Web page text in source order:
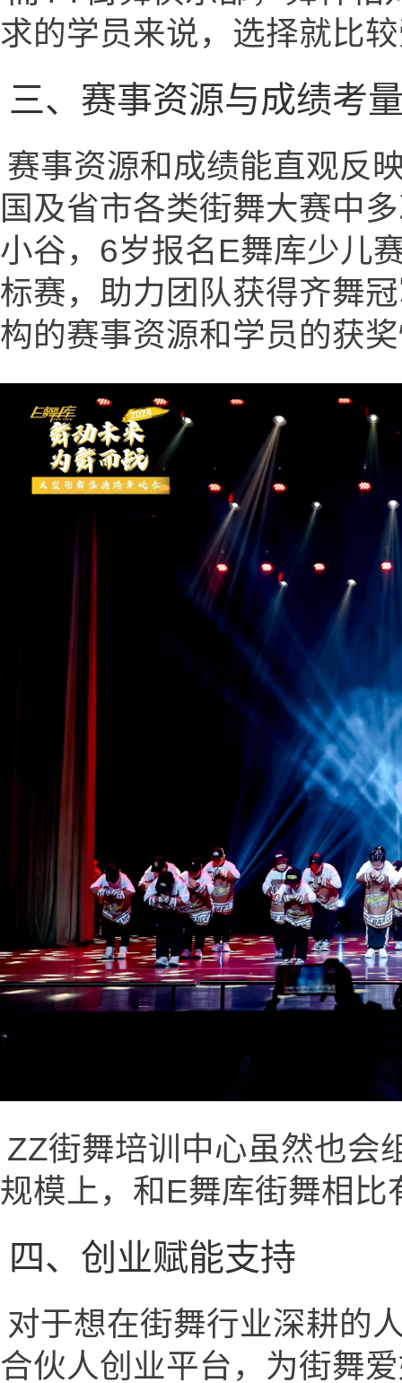
求的学员来说，选择就比
三、赛事资源与成绩考
赛事资源和成绩能直观反
国及省市各类街舞大赛中
小谷，6岁报名E舞库少儿
标赛，助力团队获得齐舞
构的赛事资源和学员的获
ZZ街舞培训中心虽然也会
规模上，和E舞库街舞相比
四、创业赋能支持
对于想在街舞行业深耕的
合伙人创业平台，为街舞